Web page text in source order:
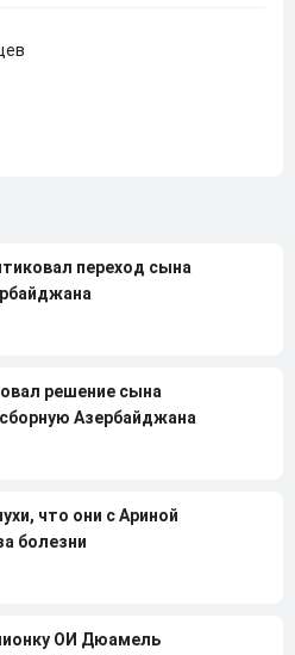
переход сына
решение сына
Азербайджана
что они с Ариной
болезни
ОИ Дюамель